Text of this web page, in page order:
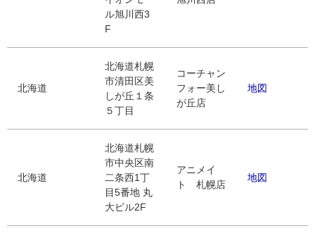
ル旭川西3
F
北海道
北海道札幌
市清田区美
しが丘１条
５丁目
コーチャン
フォー美し
が丘店
地図
北海道
北海道札幌
市中央区南
二条西1丁
目5番地 丸
大ビル2F
アニメイ
ト 札幌店
地図